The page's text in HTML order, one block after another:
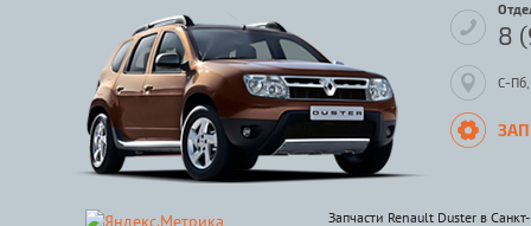
8
С-Пб,
Запчасти Renault Duster в